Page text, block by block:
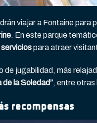
viajar a Fontaine para
. En este parque
para atraer
de jugabilidad, más
la Soledad”, entre
recompensas